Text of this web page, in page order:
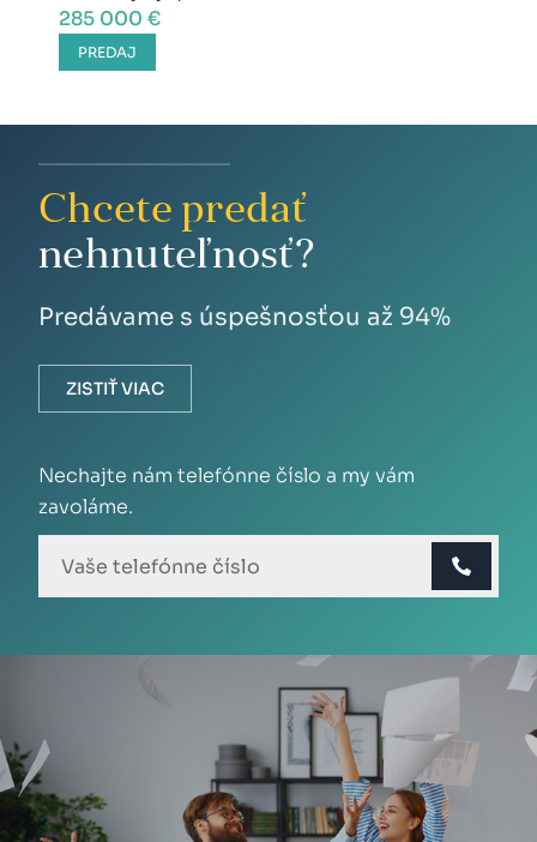
285 000 €
PREDAJ
Chcete predať
nehnuteľnosť?
Predávame s úspešnosťou až 94%
ZISTIŤ VIAC
Nechajte nám telefónne číslo a my vám
zavoláme.